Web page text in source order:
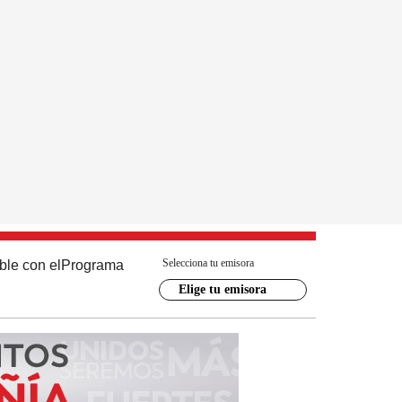
con el Programa Selecciona tu emisora
Elige tu emisora